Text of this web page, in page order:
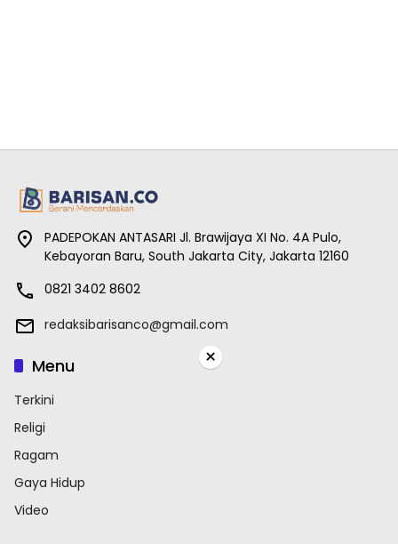
PADEPOKAN ANTASARI Jl. Brawijaya XI No. 4A Pulo,
Kebayoran Baru, South Jakarta City, Jakarta 12160
0821 3402 8602
redaksibarisanco@gmail.com
Menu
Terkini
Religi
Ragam
Gaya Hidup
Video
×